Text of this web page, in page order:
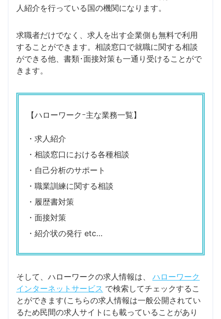
人紹介を行っている国の機関になります。
求職者だけでなく、求人を出す企業側も無料で利用
することができます。相談窓口で就職に関する相談
ができる他、書類･面接対策も一通り受けることがで
きます。
【ハローワークｰ主な業務一覧】
・求人紹介
・相談窓口における各種相談
・自己分析のサポート
・職業訓練に関する相談
・履歴書対策
・面接対策
・紹介状の発行 etc…
そして、ハローワークの求人情報は、
ハローワーク
インターネットサービス で検索してチェックするこ
とができます(こちらの求人情報は一般公開されてい
るため民間の求人サイトにも載っていることがあり